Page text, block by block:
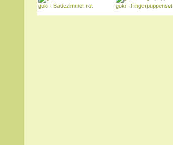
goki - Badezimmer rot goki - Fingerpuppenset